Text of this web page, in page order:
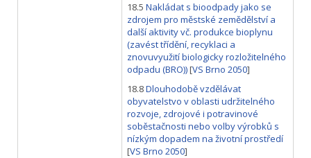
18.5 Nakládat s bioodpady jako se
zdrojem pro městské zemědělství a
další aktivity vč. produkce bioplynu
(zavést třídění, recyklaci a
znovuvyužití biologicky rozložitelného
odpadu (BRO))[VS Brno 2050]
18.8Dlouhodobě vzdělávat
obyvatelstvo v oblasti udržitelného
rozvoje, zdrojové i potravinové
soběstačnosti nebo volby výrobků s
nízkým dopadem na životní prostředí
[VS Brno 2050]